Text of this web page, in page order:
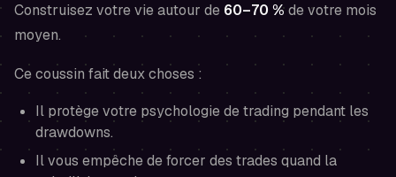
Construisez votre vie autour de 60–70 %de votre mois
moyen.
Ce coussin fait deux choses :
Il protège votre psychologie de trading pendant les
drawdowns.
Il vous empêche de forcer des trades quand la